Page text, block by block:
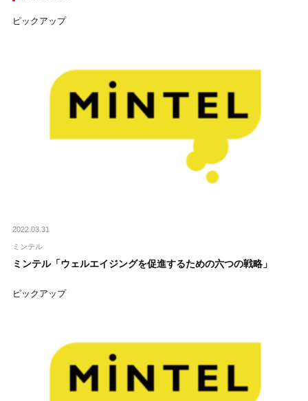
ピックアップ
2022.03.31
ミンテル
ミンテル「ウェルエイジングを促進するための六つの戦略」
ピックアップ